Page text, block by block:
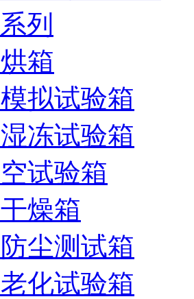
列
箱
拟试验箱
冻试验箱
试验箱
燥箱
尘测试箱
化试验箱